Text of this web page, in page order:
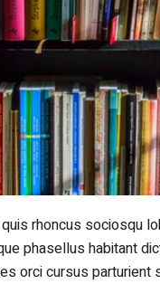
rhoncus sociosqu
phasellus habitant
orci cursus